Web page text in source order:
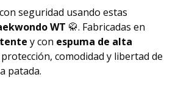
seguridad usando estas
WT 🥋. Fabricadas en
y con espuma de alta
comodidad y libertad de
patada.